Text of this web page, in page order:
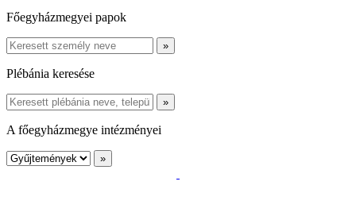
Főegyházmegyei papok
Plébánia keresése
A főegyházmegye intézményei